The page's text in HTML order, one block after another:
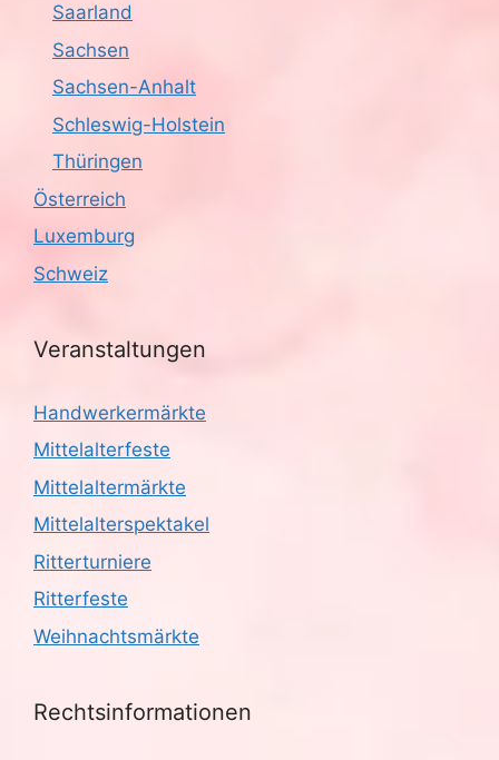
Saarland
Sachsen
Sachsen-Anhalt
Schleswig-Holstein
Thüringen
Österreich
Luxemburg
Schweiz
Veranstaltungen
Handwerkermärkte
Mittelalterfeste
Mittelaltermärkte
Mittelalterspektakel
Ritterturniere
Ritterfeste
Weihnachtsmärkte
Rechtsinformationen